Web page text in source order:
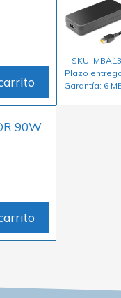
SKU:
Plazo
Garantía: 6
90W